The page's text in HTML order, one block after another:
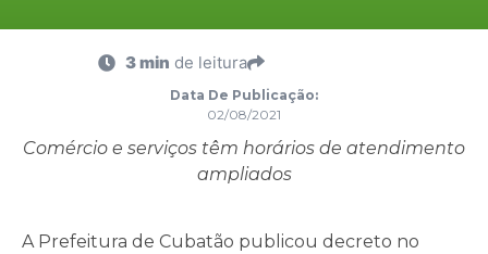
3 min de leitura
Data De Publicação:
02/08/2021
Comércio e serviços têm horários de atendimento
ampliados
A Prefeitura de Cubatão publicou decreto no